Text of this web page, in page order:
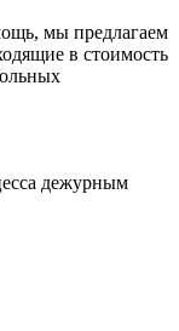
мы предлагаем
в стоимость
дежурным